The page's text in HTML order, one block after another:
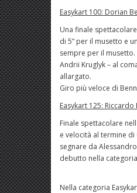
Easykart 100: Dorian
Una finale
di 5” per il musetto e
sempre per il
Andrii Kruglyk – al
allargato.
Giro più veloce di
Easykart 125:
Finale spettacolare
e velocità al termine
segnare da
debutto nella
Nella categoria